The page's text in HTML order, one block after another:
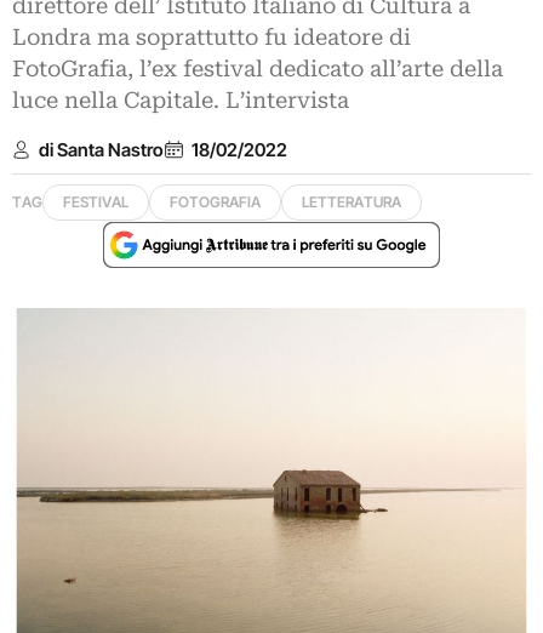
direttore dell’ Istituto Italiano di Cultura a
Londra ma soprattutto fu ideatore di
FotoGrafia, l’ex festival dedicato all’arte della
luce nella Capitale. L’intervista
di Santa Nastro 18/02/2022
TAG FESTIVAL FOTOGRAFIA LETTERATURA